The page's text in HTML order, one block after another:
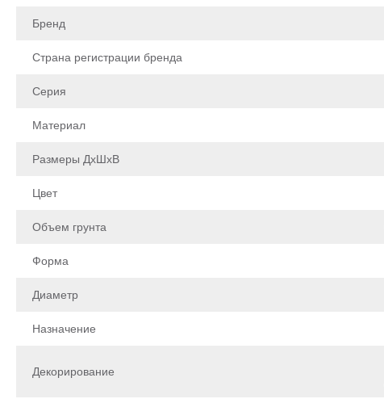
Бренд
Страна регистрации бренда
Серия
Материал
Размеры ДхШхВ
Цвет
Объем грунта
Форма
Диаметр
Назначение
Декорирование